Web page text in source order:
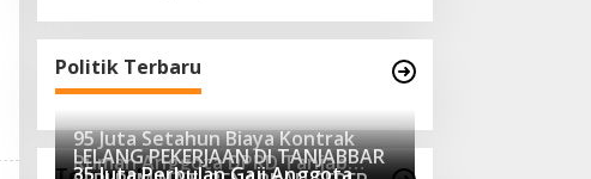
Politik Terbaru
95 Juta Setahun Biaya Kontrak
Rumah Anggota DPRD Tanjab
LELANG PEKERJAAN DI TANJABBAR